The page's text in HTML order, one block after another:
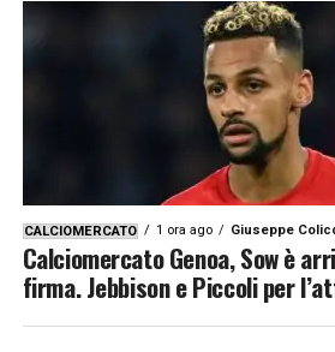
CALCIOMERCATO 1 ora ago Giuseppe
Calciomercato Genoa, Sow è
firma. Jebbison e Piccoli per